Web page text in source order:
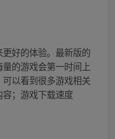
好的体验。最新版的
的游戏会第一时间上
以看到很多游戏相关
；游戏下载速度